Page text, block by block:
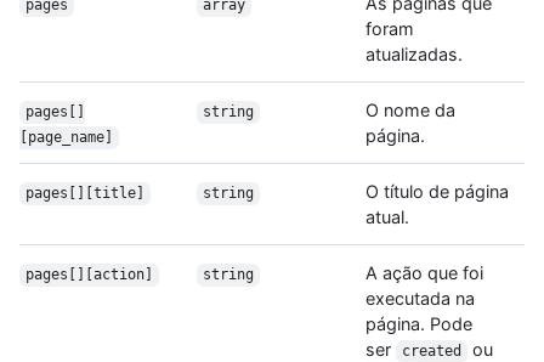
pages array
foram
atualizadas.
pages[]
[page_name]
string
O nome da
página.
pages[][title] string
O título de página
atual.
pages[][action] string
A ação que foi
executada na
página. Pode
ser
created ou